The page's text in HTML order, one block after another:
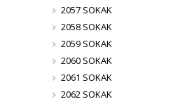
2057 SOKAK
2058 SOKAK
2059 SOKAK
2060 SOKAK
2061 SOKAK
2062 SOKAK